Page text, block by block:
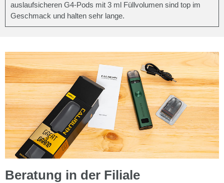
auslaufsicheren G4-Pods mit 3 ml Füllvolumen sind top im
Geschmack und halten sehr lange.
Beratung in der Filiale